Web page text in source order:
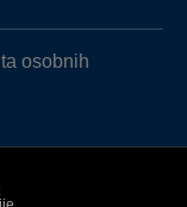
osobnih